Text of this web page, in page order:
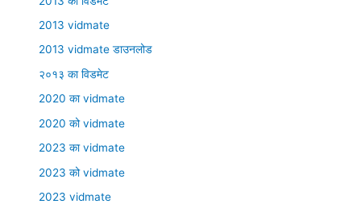
2013 vidmate
2013 vidmate डाउनलोड
२०१३ का विडमेट
2020 का vidmate
2020 को vidmate
2023 का vidmate
2023 को vidmate
2023 vidmate